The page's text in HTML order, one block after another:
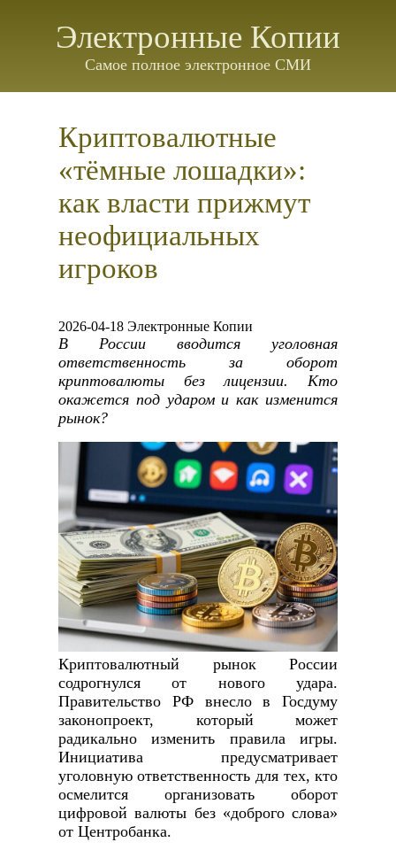
Электронные Копии
Самое полное электронное СМИ
Криптовалютные
«тёмные лошадки»:
как власти прижмут
неофициальных
игроков
2026-04-18 Электронные Копии
В России вводится уголовная
ответственность за оборот
криптовалюты без лицензии. Кто
окажется под ударом и как изменится
рынок?
Криптовалютный рынок России
содрогнулся от нового удара.
Правительство РФ внесло в Госдуму
законопроект, который может
радикально изменить правила игры.
Инициатива предусматривает
уголовную ответственность для тех, кто
осмелится организовать оборот
цифровой валюты без «доброго слова»
от Центробанка.